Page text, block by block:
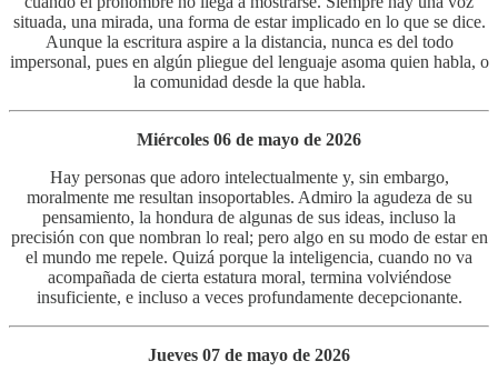
situada, una mirada, una forma de estar implicado en lo que se dice.
Aunque la escritura aspire a la distancia, nunca es del todo
impersonal, pues en algún pliegue del lenguaje asoma quien habla, o
la comunidad desde la que habla.
Miércoles 06 de mayo de 2026
Hay personas que adoro intelectualmente y, sin embargo,
moralmente me resultan insoportables. Admiro la agudeza de su
pensamiento, la hondura de algunas de sus ideas, incluso la
precisión con que nombran lo real; pero algo en su modo de estar en
el mundo me repele. Quizá porque la inteligencia, cuando no va
acompañada de cierta estatura moral, termina volviéndose
insuficiente, e incluso a veces profundamente decepcionante.
Jueves 07 de mayo de 2026